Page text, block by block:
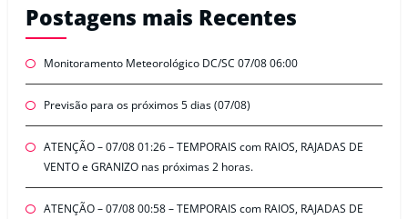
Postagens mais Recentes
Monitoramento Meteorológico DC/SC 07/08 06:00
Previsão para os próximos 5 dias (07/08)
ATENÇÃO – 07/08 01:26 – TEMPORAIS com RAIOS, RAJADAS DE
VENTO e GRANIZO nas próximas 2 horas.
ATENÇÃO – 07/08 00:58 – TEMPORAIS com RAIOS, RAJADAS DE